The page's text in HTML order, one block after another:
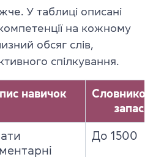
У таблиці описані
на кожному
обсяг слів,
спілкування.
навичок
запас
До 1500